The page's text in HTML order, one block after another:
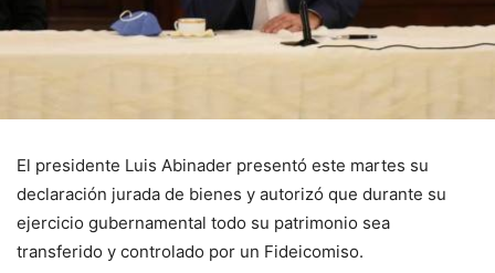
El presidente Luis Abinader presentó este martes su
declaración jurada de bienes y autorizó que durante su
ejercicio gubernamental todo su patrimonio sea
transferido y controlado por un Fideicomiso.